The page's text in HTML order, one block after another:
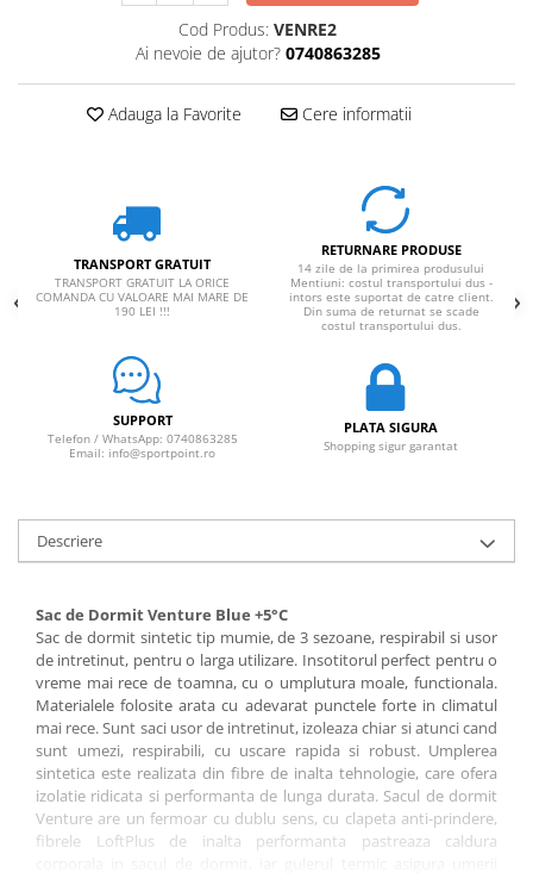
Corturi 3 persoane
Corturi 4 persoane
Corturi de familie
Caciuli
Imbracaminte de corp
Bandane
Produse de Intretinere
Pantaloni
Caciuli
Jachete
Sosete
Bandane
Imbracaminte de corp
Copii
Jachete copii
Cod Produs: VENRE2
Ai nevoie de ajutor? 0740863285
Adauga la Favorite Cere informatii
TRANSPORT GRATUIT
TRANSPORT GRATUIT LA ORICE
COMANDA CU VALOARE MAI MARE DE
190 LEI !!!
RETURNARE PRODUSE
14 zile de la primirea produsului
Mentiuni: costul transportului dus -
intors este suportat de catre client.
Din suma de returnat se scade
costul transportului dus.
SUPPORT
Telefon / WhatsApp: 0740863285
Email: info@sportpoint.ro
PLATA SIGURA
Shopping sigur garantat
Descriere
Sac de Dormit Venture Blue +5°C
Sac de dormit sintetic tip mumie, de 3 sezoane, respirabil si usor
de intretinut, pentru o larga utilizare. Insotitorul perfect pentru o
vreme mai rece de toamna, cu o umplutura moale, functionala.
Materialele folosite arata cu adevarat punctele forte in climatul
mai rece. Sunt saci usor de intretinut, izoleaza chiar si atunci cand
sunt umezi, respirabili, cu uscare rapida si robust. Umplerea
sintetica este realizata din fibre de inalta tehnologie, care ofera
izolatie ridicata si performanta de lunga durata. Sacul de dormit
Venture are un fermoar cu dublu sens, cu clapeta anti-prindere,
fibrele LoftPlus de inalta performanta pastreaza caldura